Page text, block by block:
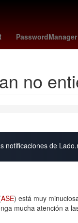
PasswordManager
Henipavirus
no
notificaciones de
ASE) está muy
mucha atención a